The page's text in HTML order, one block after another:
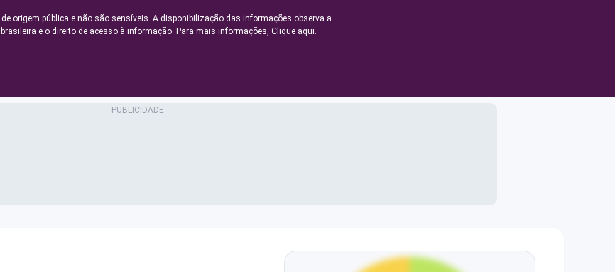
origem pública e não são sensíveis. A disponibilização das informações observa a
e o direito de acesso à informação. Para mais informações, Clique aqui.